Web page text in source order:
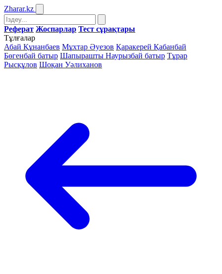
Zharar.kz
Реферат Жоспарлар Тест сұрақтары
Тұлғалар
Абай Құнанбаев Мұхтар Әуезов Қаракерей Қабанбай
Бөгенбай батыр Шапырашты Наурызбай батыр Тұрар
Рысқұлов Шоқан Уәлиханов